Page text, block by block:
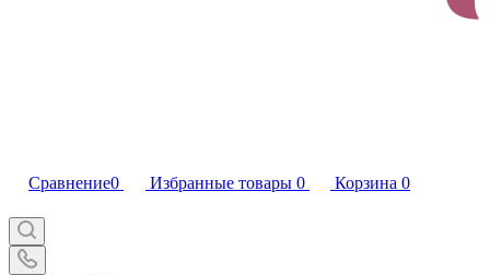
Сравнение0 Избранные товары 0 Корзина 0